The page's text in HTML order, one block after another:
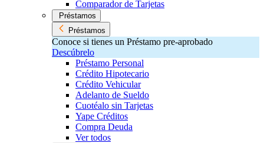
Comparador de Tarjetas
Préstamos
Préstamos
Conoce si tienes un Préstamo pre-aprobado
Descúbrelo
Préstamo Personal
Crédito Hipotecario
Crédito Vehicular
Adelanto de Sueldo
Cuotéalo sin Tarjetas
Yape Créditos
Compra Deuda
Ver todos